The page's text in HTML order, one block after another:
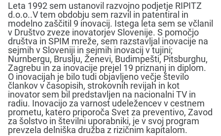
Leta 1992 sem ustanovil razvojno podjetje RIPITZ
d.o.o..V tem obdobju sem razvil in patentiral in
modelno zaščitil 9 inovacij. Istega leta sem se včlanil
v Društvo zveze inovatorjev Slovenije. S pomočjo
društva in SPIM mreže, sem razstavljal inovacije na
sejmih v Sloveniji in sejmih inovacij v tujini;
Nurnbergu, Bruslju, Ženevi, Budimpešti, Pitsburghu,
Zagrebu in za inovacije prejel 19 priznanj in diplom.
O inovacijah je bilo tudi objavljeno večje število
člankov v časopisih, strokovnih revijah in kot
inovator sem bil predstavljen na nacionalni TV in
radiu. Inovacijo za varnost udeležencev v cestnem
prometu, katero priporoča Svet za preventivo, Zavod
za šolstvo in številni uporabniki, je v svoj program
prevzela delniška družba z rizičnim kapitalom.